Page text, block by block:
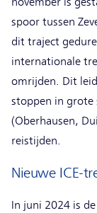
spoor tussen
dit traject
internationale
omrijden. Dit
stoppen in grote
(Oberhausen,
reistijden.
Nieuwe ICE-
In juni 2024 is